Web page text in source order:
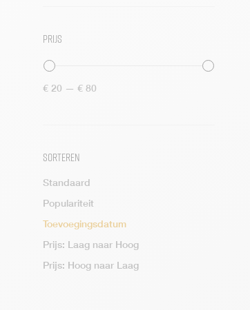
Tafelkleden
Prijs
Min.
Max.
€ 20 — € 80
Sorteren
Standaard
Populariteit
Toevoegingsdatum
Prijs: Laag naar Hoog
Prijs: Hoog naar Laag